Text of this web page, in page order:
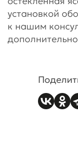
установкой
к нашим